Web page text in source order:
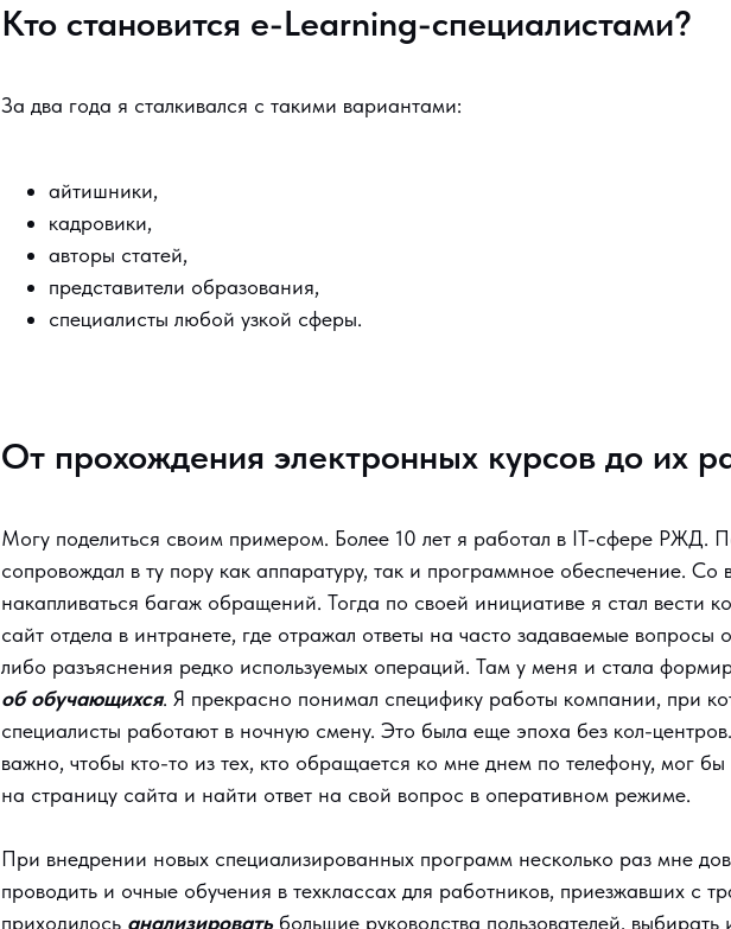
Кто становится e-Learning-специалистами?
За два года я сталкивался с такими вариантами:
айтишники,
кадровики,
авторы статей,
представители образования,
специалисты любой узкой сферы.
От прохождения электронных курсов до их
Могу поделиться своим примером. Более 10 лет я работал в IT-сфере РЖД.
сопровождал в ту пору как аппаратуру, так и программное обеспечение. Со
накапливаться багаж обращений. Тогда по своей инициативе я стал вести
сайт отдела в интранете, где отражал ответы на часто задаваемые вопросы
либо разъяснения редко используемых операций. Там у меня и стала
об обучающихся. Я прекрасно понимал специфику работы компании, при
специалисты работают в ночную смену. Это была еще эпоха без кол-
важно, чтобы кто-то из тех, кто обращается ко мне днем по телефону, мог
на страницу сайта и найти ответ на свой вопрос в оперативном режиме.
При внедрении новых специализированных программ несколько раз мне
проводить и очные обучения в техклассах для работников, приезжавших с
приходилось анализироватьбольшие руководства пользователей, выбирать